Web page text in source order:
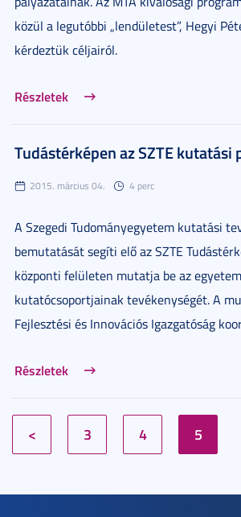
közül a legutóbbi „lendületest”, Hegyi
kérdeztük céljairól.
Részletek
Tudástérképen az SZTE
2015. március 04. 4 perc
A Szegedi Tudományegyetem kutatási
bemutatását segíti elő az SZTE
központi felületen mutatja be az egyetem
kutatócsoportjainak tevékenységét. A
Fejlesztési és Innovációs Igazgatóság
Részletek
< 3 4 5